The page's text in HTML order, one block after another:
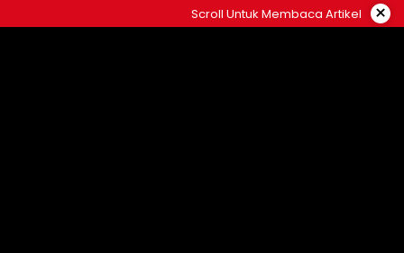
to
Scroll Untuk Membaca Artikel ×